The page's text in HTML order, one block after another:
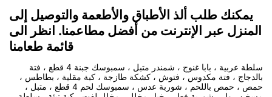
يمكنك طلب ألذ الأطباق والأطعمة والتوصيل إلى
المنزل عبر الإنترنت من أفضل مطاعمنا. انظر الى
قائمة طعامنا
سلطة عربية ، بابا غنوج ، شمندر متبل ، سمبوسك جبنة 4 قطع ، فتة
بالدجاج ، فتة مكدوس ، فتوش ، كشكة طازجة ، كبة مقلية ، بطاطس ،
حمص ، حمص باللحم ، شوربة عدس ، سمبوسك لحم 4 قطع ، متبل ،